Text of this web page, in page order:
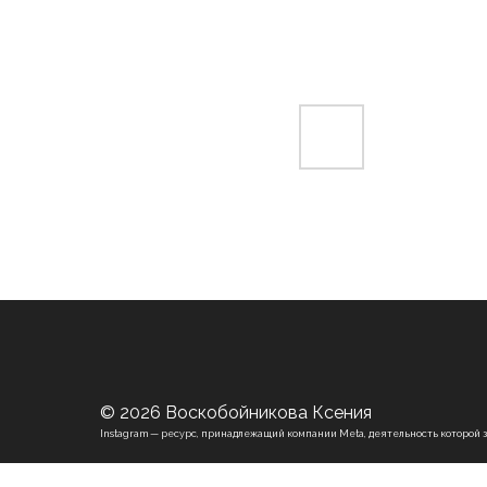
Instagram — ресурс, принадлежащий компании Meta, деятельность которой
© 2026 Воскобойникова Ксения